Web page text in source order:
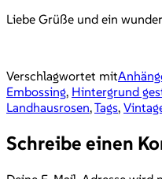
Liebe Grüße und ein
Verschlagwortet mit
Embossing, Hintergrund
Landhausrosen,Tags,
Schreibe einen